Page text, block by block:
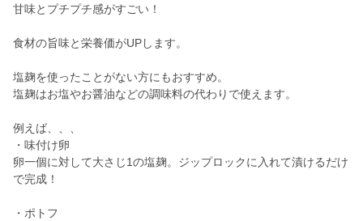
甘味とプチプチ感がすごい！
食材の旨味と栄養価がUPします。
塩麹を使ったことがない方にもおすすめ。
塩麹はお塩やお醤油などの調味料の代わりで使えます。
例えば、、、
・味付け卵
卵一個に対して大さじ1の塩麹。ジップロックに入れて漬けるだけ
で完成！
・ポトフ